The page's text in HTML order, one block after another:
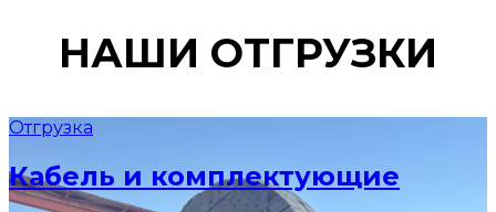
НАШИ ОТГРУЗКИ
Отгрузка
Кабель и комплектующие